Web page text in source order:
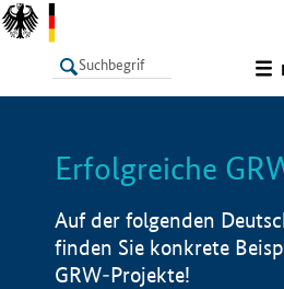
LISTE
Erfolgreiche
Auf der folgenden
finden Sie konkrete
GRW-Projekte!